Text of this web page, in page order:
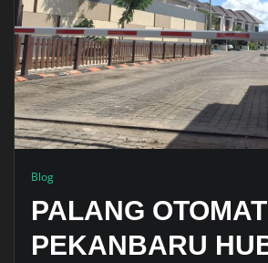
Blog
PALANG
PEKANBARU